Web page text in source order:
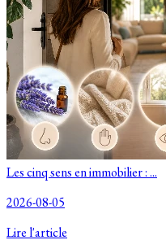
Les cinq sens en immobilier : ...
2026-08-05
Lire l'article